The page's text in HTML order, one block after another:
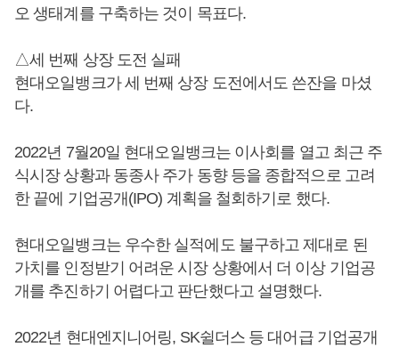
오 생태계를 구축하는 것이 목표다.
△세 번째 상장 도전 실패
현대오일뱅크가 세 번째 상장 도전에서도 쓴잔을 마셨
다.
2022년 7월20일 현대오일뱅크는 이사회를 열고 최근 주
식시장 상황과 동종사 주가 동향 등을 종합적으로 고려
한 끝에 기업공개(IPO) 계획을 철회하기로 했다.
현대오일뱅크는 우수한 실적에도 불구하고 제대로 된
가치를 인정받기 어려운 시장 상황에서 더 이상 기업공
개를 추진하기 어렵다고 판단했다고 설명했다.
2022년 현대엔지니어링, SK쉴더스 등 대어급 기업공개